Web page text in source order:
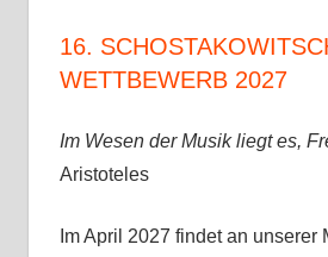
16.
WETTBEWERB 2027
Im Wesen der Musik liegt es,
Aristoteles
Im April 2027 findet an unserer